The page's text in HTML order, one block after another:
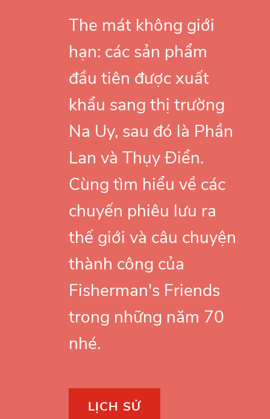
The mát không giới
hạn: các sản phẩm
đầu tiên được xuất
khẩu sang thị trường
Na Uy, sau đó là Phần
Lan và Thụy Điển.
Cùng tìm hiểu về các
chuyến phiêu lưu ra
thế giới và câu chuyện
thành công của
Fisherman's Friends
trong những năm 70
nhé.
LỊCH SỬ